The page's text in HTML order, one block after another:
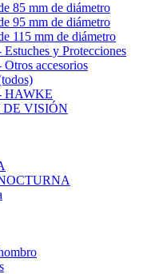
85 mm de diámetro
95 mm de diámetro
115 mm de diámetro
Estuches y Protecciones
Otros accesorios
HAWKE
VISIÓN